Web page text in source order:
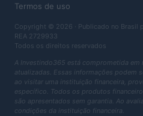
Termos de uso
Copyright © 2026 · Publicado no Brasil
REA 2729933
Todos os direitos reservados
A Investindo365 está comprometida em
atualizadas. Essas informações podem
ao visitar uma instituição financeira,
específico. Todos os produtos
são apresentados sem garantia. Ao
condições da instituição financeira.